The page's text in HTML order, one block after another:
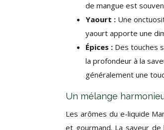
de mangue est
Yaourt : Une
yaourt apporte une
Épices : Des touches
la profondeur à la
généralement une
Un mélange
Les arômes du e-liquide
et gourmand. La saveur de